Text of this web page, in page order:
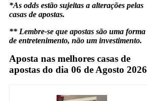
*As odds estão sujeitas a alterações pelas
casas de apostas.
** Lembre-se que apostas são uma forma
de entretenimento, não um investimento.
Aposta nas melhores casas de
apostas do dia 06 de Agosto 2026